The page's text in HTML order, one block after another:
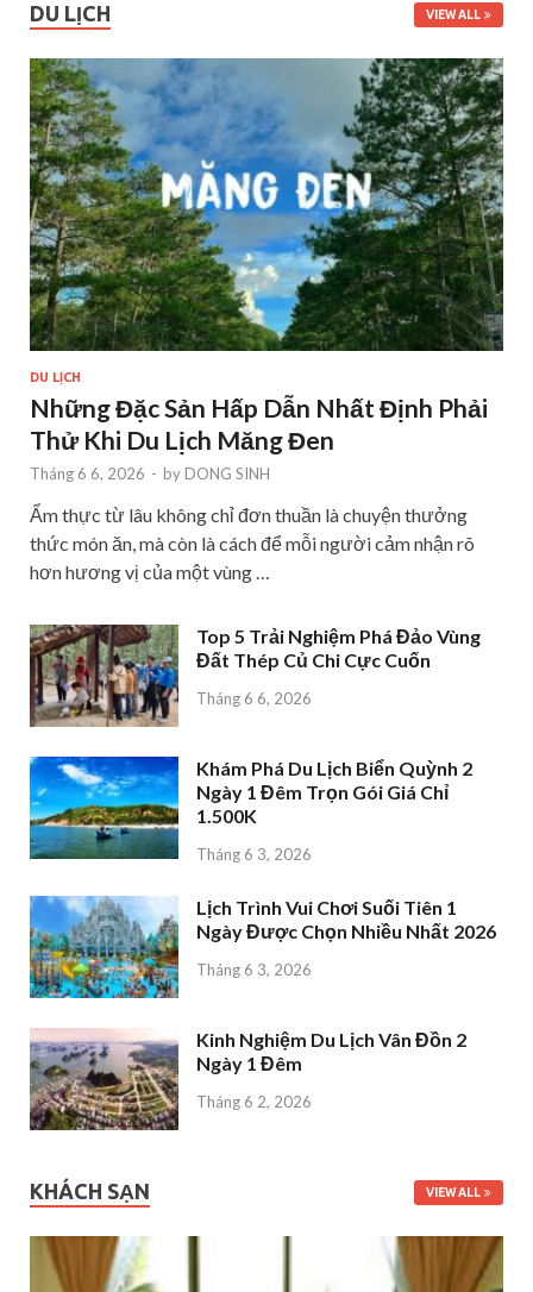
DU LỊCH VIEW ALL
DU LỊCH
Những Đặc Sản Hấp Dẫn Nhất Định Phải
Thử Khi Du Lịch Măng Đen
Tháng 6 6, 2026 - by DONG SINH
Ẩm thực từ lâu không chỉ đơn thuần là chuyện thưởng
thức món ăn, mà còn là cách để mỗi người cảm nhận rõ
hơn hương vị của một vùng …
Top 5 Trải Nghiệm Phá Đảo Vùng
Đất Thép Củ Chi Cực Cuốn
Tháng 6 6, 2026
Khám Phá Du Lịch Biển Quỳnh 2
Ngày 1 Đêm Trọn Gói Giá Chỉ
1.500K
Tháng 6 3, 2026
Lịch Trình Vui Chơi Suối Tiên 1
Ngày Được Chọn Nhiều Nhất 2026
Tháng 6 3, 2026
Kinh Nghiệm Du Lịch Vân Đồn 2
Ngày 1 Đêm
Tháng 6 2, 2026
KHÁCH SẠN VIEW ALL